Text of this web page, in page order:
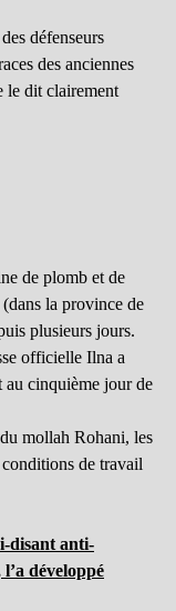
défenseurs
des anciennes
le dit clairement
de plomb et de
la province de
plusieurs jours.
officielle Ilna a
au cinquième jour de
mollah Rohani, les
de travail
disant anti-
développé